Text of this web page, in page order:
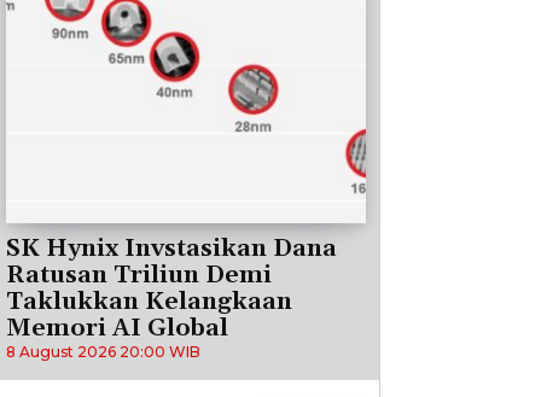
SK Hynix Invstasikan Dana
Ratusan Triliun Demi
Taklukkan Kelangkaan
Memori AI Global
8 August 2026 20:00 WIB